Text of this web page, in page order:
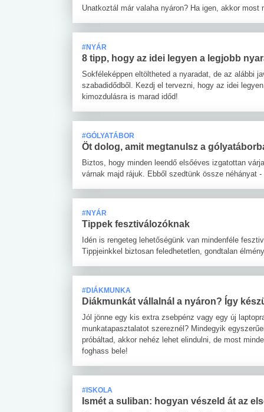
Unatkoztál már valaha nyáron? Ha igen, akkor
#NYÁR
8 tipp, hogy az idei legyen a legjobb
Sokféleképpen eltöltheted a nyaradat, de az alábbi
szabadidődből. Kezdj el tervezni, hogy az idei
kimozdulásra is marad időd!
#GÓLYATÁBOR
Öt dolog, amit megtanulsz a
Biztos, hogy minden leendő elsőéves izgatottan
várnak majd rájuk. Ebből szedtünk össze néhányat
#NYÁR
Tippek fesztiválozóknak
Idén is rengeteg lehetőségünk van mindenféle
Tippjeinkkel biztosan feledhetetlen, gondtalan
#DIÁKMUNKA
Diákmunkát vállalnál a nyáron? Így
Jól jönne egy kis extra zsebpénz vagy egy új
munkatapasztalatot szereznél? Mindegyik
próbáltad, akkor nehéz lehet elindulni, de most
foghass bele!
#ISKOLA
Ismét a suliban: hogyan vészeld át az